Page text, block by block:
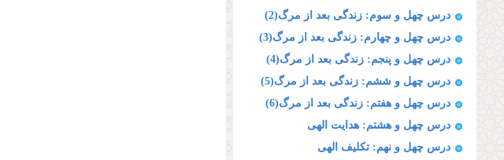
درس چهل و سوم: زندگی بعد از مرگ(2)
درس چهل و چهارم: زندگی بعد از مرگ(3)
درس چهل و پنجم: زندگی بعد از مرگ(4)
درس چهل و ششم: زندگی بعد از مرگ(5)
درس چهل و هفتم: زندگی بعد از مرگ(6)
درس چهل و هشتم: هدایت الهی
درس چهل و نهم: تکلیف الهی